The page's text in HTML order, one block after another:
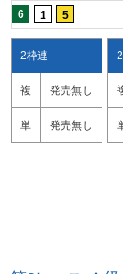
6 1 5
2枠連
複 発売無し
単 発売無し